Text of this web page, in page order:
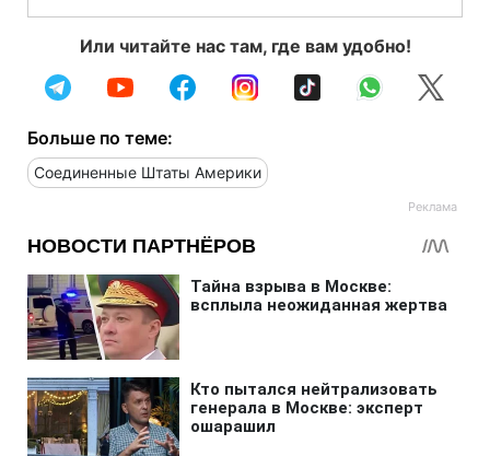
Или читайте нас там, где вам удобно!
Больше по теме:
Соединенные Штаты Америки